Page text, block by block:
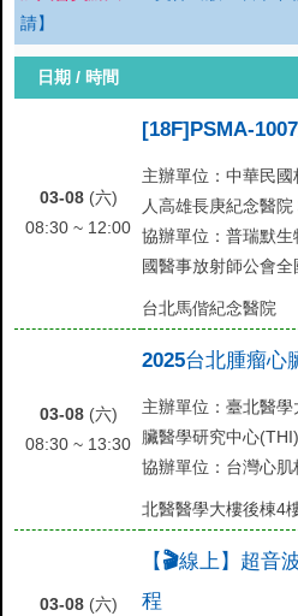
請】
日期 / 時間
03-08(六)
08:30 ~ 12:00
[18F]PSMA-
主辦單位：中華民
人高雄長庚紀念醫
協辦單位：普瑞默
國醫事放射師公會全
台北馬偕紀念醫院
03-08(六)
08:30 ~ 13:30
2025台北腫瘤心
主辦單位：臺北醫
臟醫學研究中心
協辦單位：台灣心肌
北醫醫學大樓後棟4
03-08(六)
【🎬線上】超音
程